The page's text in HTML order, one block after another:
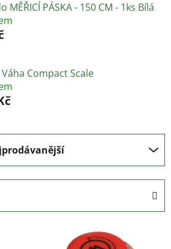
MĚŘICÍ PÁSKA - 150 CM - 1ks Bílá
Váha Compact Scale